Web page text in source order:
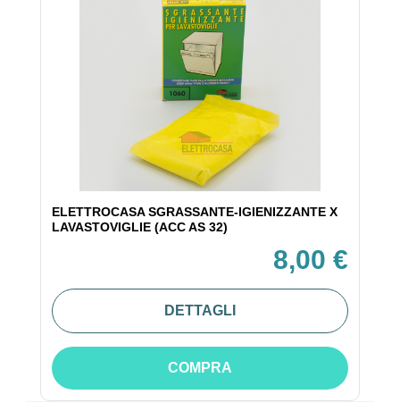
ELETTROCASA SGRASSANTE-IGIENIZZANTE X
LAVASTOVIGLIE (ACC AS 32)
8,00 €
DETTAGLI
COMPRA